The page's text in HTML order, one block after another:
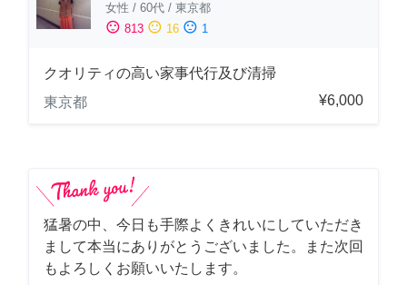
女性 / 60代 / 東京都
sentiment_satisfied 813 sentiment_neutral 16 sentiment_dissatisfied 1
クオリティの高い家事代行及び清掃
東京都
¥6,000
猛暑の中、今日も手際よくきれいにしていただき
まして本当にありがとうございました。また次回
もよろしくお願いいたします。